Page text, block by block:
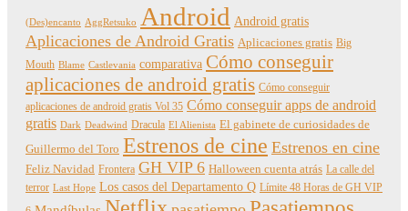
(Des)encanto AggRetsuko Android Android gratis
Aplicaciones de Android Gratis Aplicaciones gratis Big
Mouth Blame Castlevania comparativa Cómo conseguir
aplicaciones de android gratis Cómo conseguir
aplicaciones de android gratis Vol 35 Cómo conseguir apps de android
gratis Dark Deadwind Dracula El Alienista El gabinete de curiosidades de
Guillermo del Toro Estrenos de cine Estrenos en cine
Feliz Navidad Frontera GH VIP 6 Halloween cuenta atrás La calle del
terror Last Hope Los casos del Departamento Q Límite 48 Horas de GH VIP